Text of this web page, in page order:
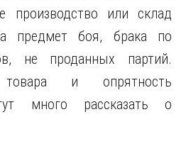
производство или склад
предмет боя, брака по
не проданных партий.
и опрятность
много рассказать о